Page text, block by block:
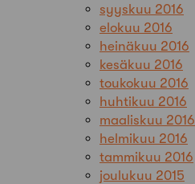
syyskuu 2016
elokuu 2016
heinäkuu 2016
kesäkuu 2016
toukokuu 2016
huhtikuu 2016
maaliskuu 2016
helmikuu 2016
tammikuu 2016
joulukuu 2015